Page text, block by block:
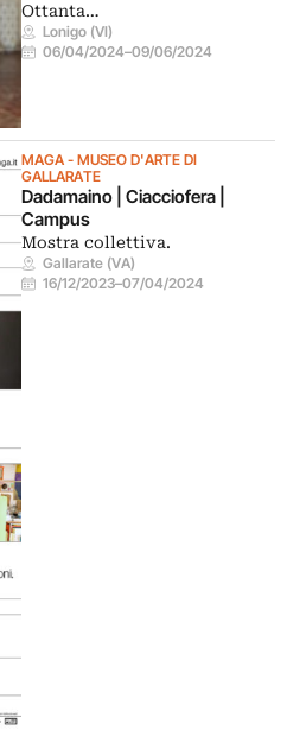
Ottanta…
Lonigo (VI)
06/04/2024–09/06/2024
MAGA - MUSEO D'ARTE DI
GALLARATE
Dadamaino | Ciacciofera |
Campus
Mostra collettiva.
Gallarate (VA)
16/12/2023–07/04/2024